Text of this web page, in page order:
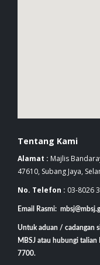
Tentang Kami
Alamat : Majlis
47610, Subang Jaya,
No. Telefon : 03-8026
Email Rasmi:
Untuk aduan / cadangan
MBSJ atau hubungi talian
7700.